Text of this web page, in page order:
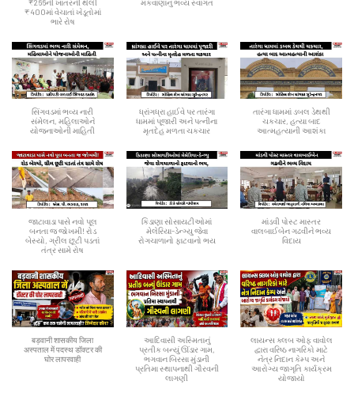
₹266ની ખાતરની થેલી
₹400માં વેચાતાં ખેડૂતોમાં
ભારે રોષ
મકવાણાનું ભવ્ય સ્વાગત
સિંગવડમાં ભવ્ય નારી
સંમેલન, મહિલાઓને
યોજનાઓની માહિતી
ધ્રાંગધ્રા હાઈવે પર તારંગા
ધામમાં પૂજારી અને પત્નીના
મૃતદેહ મળતા ચકચાર
તારંગા ધામમાં ડબલ ડેથથી
ચકચાર, હત્યા બાદ
આત્મહત્યાની આશંકા
જાટાવાડા પાસે નવો પૂલ
બનતા જ જોખમી! રોડ
બેસ્યો, ગ્રીલ છૂટી પડતાં
તંત્ર સામે રોષ
કિડાણા સોસાયટીઓમાં
મેલેરિયા-ડેન્ગ્યુ જેવા
રોગચાળાનો ફાટવાનો ભય
માંડવી પોસ્ટ માસ્તર
વાલબાઈબેન ગઢવીને ભવ્ય
વિદાય
बड़वानी शासकीय जिला
अस्पताल में पदस्थ डॉक्टर की
घोर लापरवाही
આદિવાસી અસ્મિતાનું
પ્રતીક બન્યું ઊંડાર ગામ,
ભગવાન બિરસા મુંડાની
પ્રતિમા સ્થાપનાથી ગૌરવની
લાગણી
લાયન્સ ક્લબ ઓફ વાવોલ
દ્વારા વરિષ્ઠ નાગરિકો માટે
નેત્ર નિદાન કેમ્પ અને
આરોગ્ય જાગૃતિ કાર્યક્રમ
યોજાયો